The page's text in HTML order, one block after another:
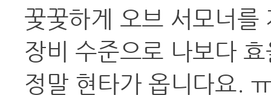
꿎꿎하게 오브 서모너를
장비 수준으로 나보다
정말 현타가 옵니다요.